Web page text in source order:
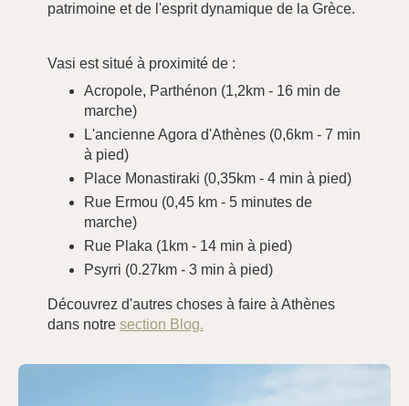
patrimoine et de l'esprit dynamique de la Grèce.
Vasi est situé à proximité de :
Acropole, Parthénon (1,2km - 16 min de
marche)
L'ancienne Agora d'Athènes (0,6km - 7 min
à pied)
Place Monastiraki (0,35km - 4 min à pied)
Rue Ermou (0,45 km - 5 minutes de
marche)
Rue Plaka (1km - 14 min à pied)
Psyrri (0.27km - 3 min à pied)
Découvrez d'autres choses à faire à Athènes
dans notre section Blog.
Accueil